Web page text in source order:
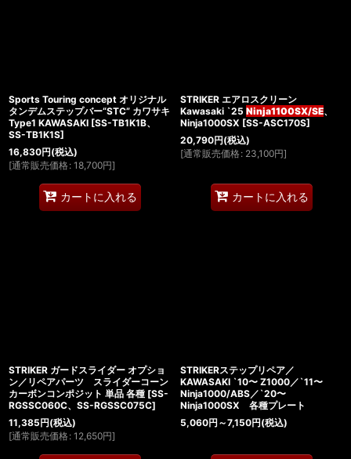
Sports Touring concept オリジナル
タンデムステップバー“STC” カワサキ
Type1 KAWASAKI [SS-TB1K1B、
SS-TB1K1S]
16,830円(税込)
[通常販売価格 : 18,700円]
カートに入れる
STRIKER エアロスクリーン
Kawasaki `25 Ninja1100SX/SE、
Ninja1000SX [SS-ASC170S]
20,790円(税込)
[通常販売価格 : 23,100円]
カートに入れる
STRIKER ガードスライダー オプショ
ン／リペアパーツ スライダーコーン
カーボンコンポジット 単品 各種 [SS-
RGSSC060C、SS-RGSSC075C]
11,385円(税込)
[通常販売価格 : 12,650円]
STRIKERステップリペア／
KAWASAKI `10〜 Z1000／`11〜
Ninja1000/ABS／`20〜
Ninja1000SX 各種プレート
5,060円 ～7,150円(税込)